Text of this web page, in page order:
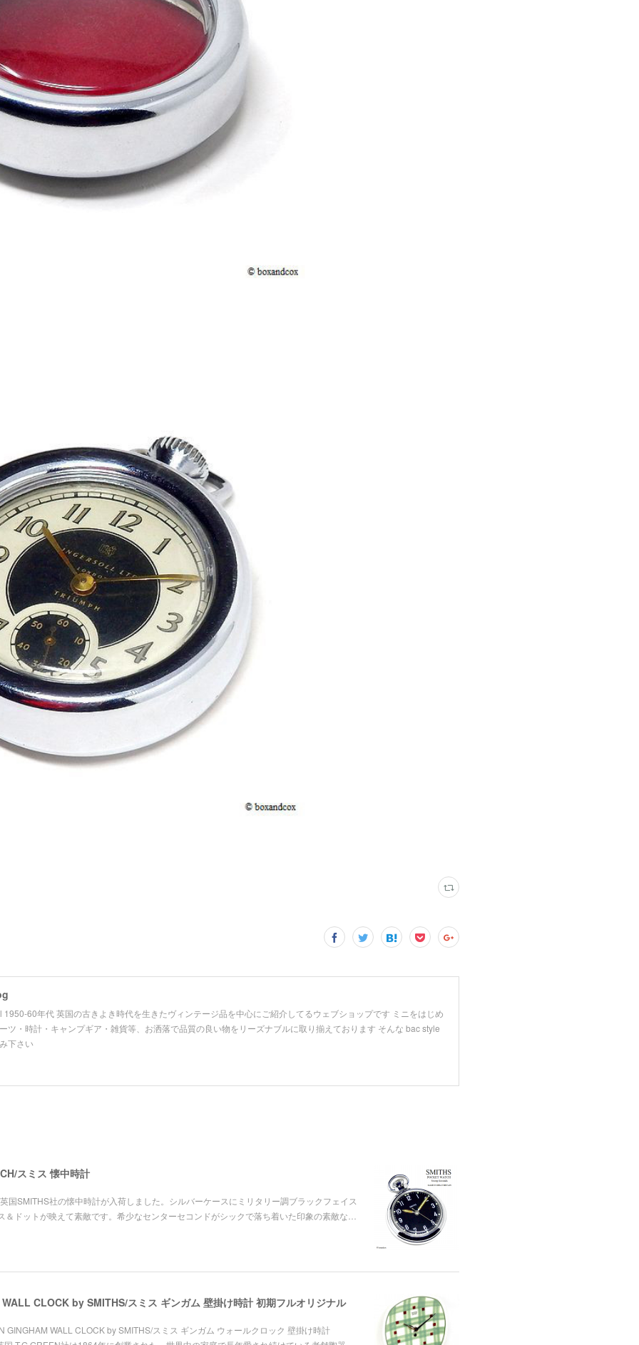
1950-60年代 英国の古きよき時代を生きたヴィンテージ品を中心にご紹介してるウェブショップです ミニをはじめ
ツ・時計・キャンプギア・雑貨等、お洒落で品質の良い物をリーズナブルに取り揃えております そんな bac style
下さい
スミス 懐中時計
国SMITHS社の懐中時計が入荷しました。シルバーケースにミリタリー調ブラックフェイス
ドットが映えて素敵です。希少なセンターセコンドがシックで落ち着いた印象の素敵な…
CLOCK by SMITHS/スミス ギンガム 壁掛け時計 初期フルオリジナル
GINGHAM WALL CLOCK by SMITHS/スミス ギンガム ウォールクロック 壁掛け時計